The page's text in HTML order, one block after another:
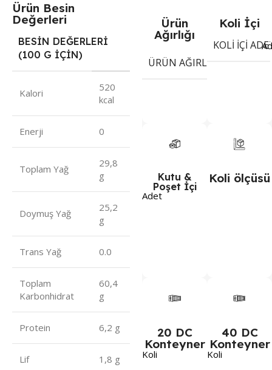
Ürün Besin
Değerleri
BESİN DEĞERLERİ
(100 G İÇİN)
Kalori
520
kcal
Enerji 0
Toplam Yağ
29,8
g
Doymuş Yağ
25,2
g
Trans Yağ 0.0
Toplam
Karbonhidrat
60,4
g
Protein 6,2 g
Lif 1,8 g
Ürün
Ağırlığı
ÜRÜN AĞIRLIĞI
Koli İçi
KOLI İÇI
Kutu &
Poşet İçi
Adet
Koli ölçüsü
20 DC
Konteyner
Koli
40 DC
Konteyner
Koli